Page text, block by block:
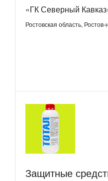
«ГК Северный
Ростовская область,
Защитные